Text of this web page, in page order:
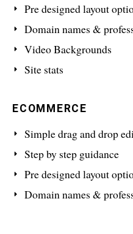
Pre designed layout
Domain names &
Video Backgrounds
Site stats
ECOMMERCE
Simple drag and drop
Step by step guidance
Pre designed layout
Domain names &